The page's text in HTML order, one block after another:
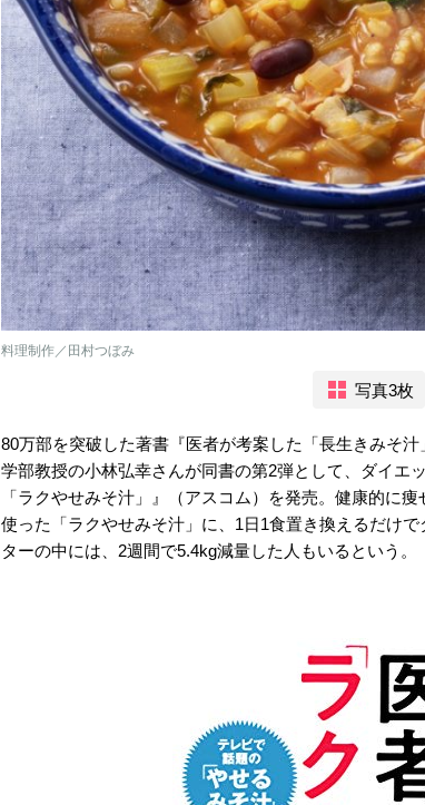
料理制作／田村つぼみ
写真3枚
80万部を突破した著書『医者が考案した「長生きみそ
学部教授の小林弘幸さんが同書の第2弾として、ダイエ
「ラクやせみそ汁」』（アスコム）を発売。健康的に
使った「ラクやせみそ汁」に、1日1食置き換えるだけ
ターの中には、2週間で5.4kg減量した人もいるという。